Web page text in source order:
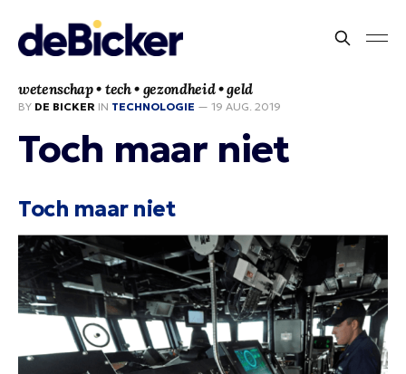
wetenschap • tech • gezondheid • geld
BY DE BICKER IN TECHNOLOGIE — 19 AUG. 2019
Toch maar niet
Toch maar niet